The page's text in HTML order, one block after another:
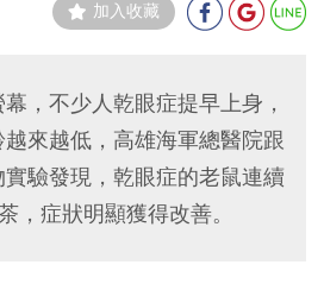
加入收藏
，不少人乾眼症提早上身，
來越低，高雄海軍總醫院跟
驗發現，乾眼症的老鼠連續
，症狀明顯獲得改善。